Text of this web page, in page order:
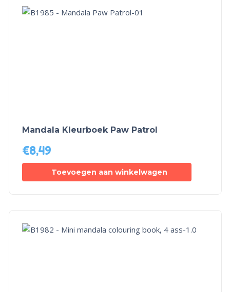
Mandala Kleurboek Paw Patrol
€8,49
Toevoegen aan winkelwagen